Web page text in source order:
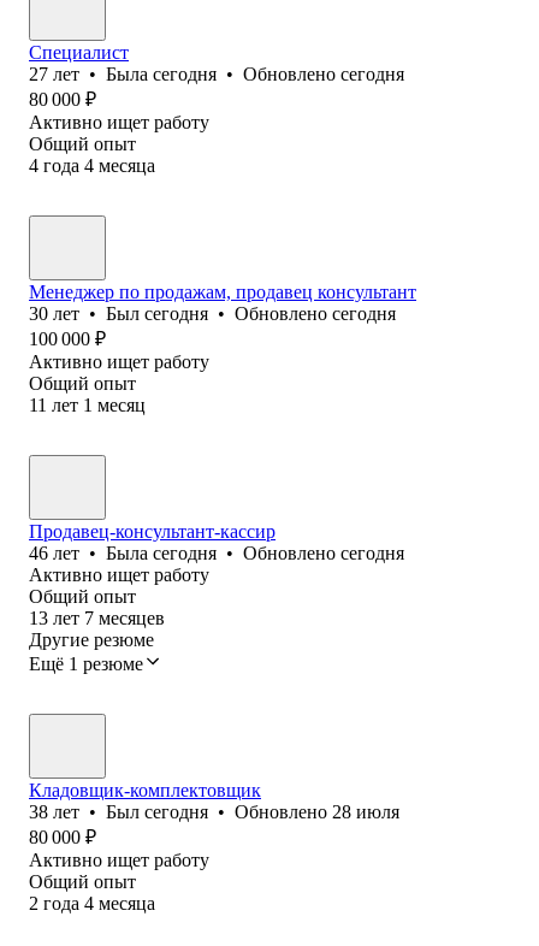
Специалист
27 лет • Была сегодня • Обновлено сегодня
80 000 ₽
Активно ищет работу
Общий опыт
4 года 4 месяца
Менеджер по продажам, продавец консультант
30 лет • Был сегодня • Обновлено сегодня
100 000 ₽
Активно ищет работу
Общий опыт
11 лет 1 месяц
Продавец-консультант-кассир
46 лет • Была сегодня • Обновлено сегодня
Активно ищет работу
Общий опыт
13 лет 7 месяцев
Другие резюме
Ещё 1 резюме
Кладовщик-комплектовщик
38 лет • Был сегодня • Обновлено 28 июля
80 000 ₽
Активно ищет работу
Общий опыт
2 года 4 месяца